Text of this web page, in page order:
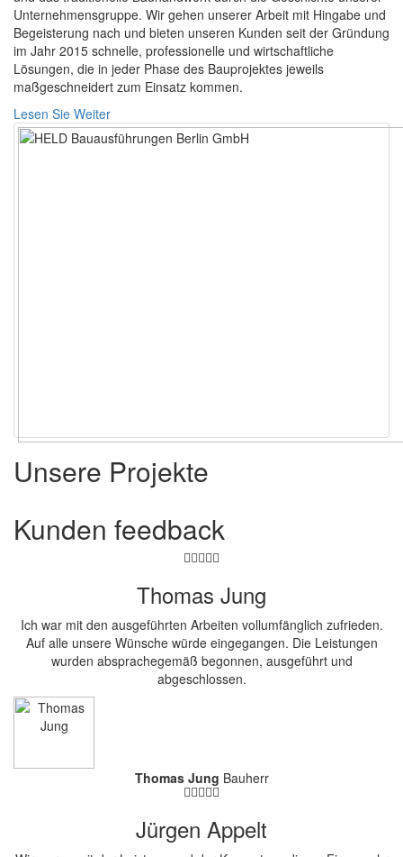
Unternehmensgruppe. Wir gehen unserer Arbeit mit Hingabe und
Begeisterung nach und bieten unseren Kunden seit der Gründung
im Jahr 2015 schnelle, professionelle und wirtschaftliche
Lösungen, die in jeder Phase des Bauprojektes jeweils
maßgeschneidert zum Einsatz kommen.
Lesen Sie Weiter
Unsere Projekte
Kunden feedback
Thomas Jung
Ich war mit den ausgeführten Arbeiten vollumfänglich zufrieden.
Auf alle unsere Wünsche würde eingegangen. Die Leistungen
wurden absprachegemäß begonnen, ausgeführt und
abgeschlossen.
Thomas Jung Bauherr
Jürgen Appelt